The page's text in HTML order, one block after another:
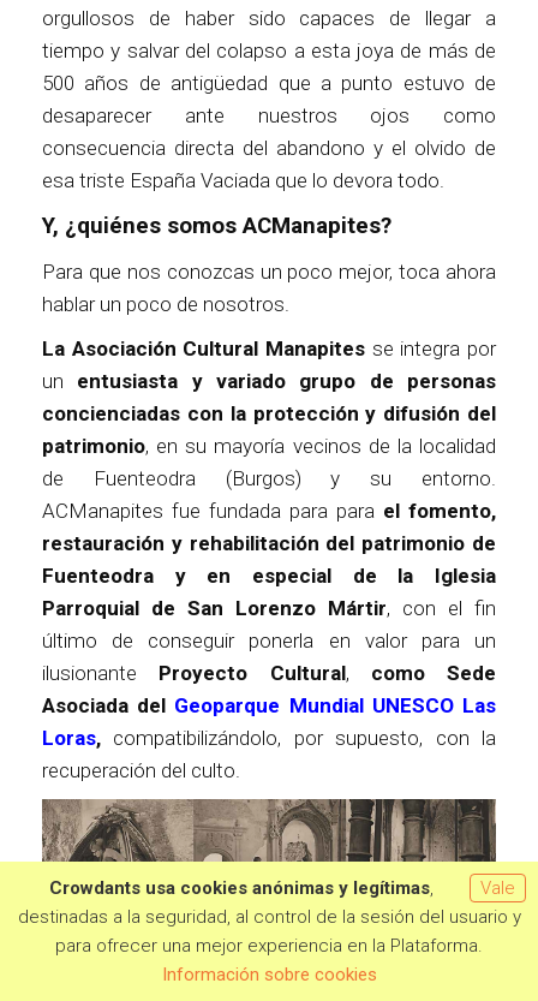
Quiero aportar
orgullosos de haber sido capaces de llegar a
tiempo y salvar del colapso a esta joya de más de
500 años de antigüedad que a punto estuvo de
desaparecer ante nuestros ojos como
consecuencia directa del abandono y el olvido de
esa triste España Vaciada que lo devora todo.
Y, ¿quiénes somos ACManapites?
Para que nos conozcas un poco mejor, toca ahora
hablar un poco de nosotros.
La Asociación Cultural Manapites se integra por
un entusiasta y variado grupo de personas
concienciadas con la protección y difusión del
patrimonio, en su mayoría vecinos de la localidad
de Fuenteodra (Burgos) y su entorno.
ACManapites fue fundada para para el fomento,
restauración y rehabilitación del patrimonio de
Fuenteodra y en especial de la Iglesia
Parroquial de San Lorenzo Mártir, con el fin
último de conseguir ponerla en valor para un
ilusionante Proyecto Cultural, como Sede
Asociada del Geoparque Mundial UNESCO Las
Loras, compatibilizándolo, por supuesto, con la
recuperación del culto.
Vale
Crowdants usa cookies anónimas y legítimas,
destinadas a la seguridad, al control de la sesión del usuario y
para ofrecer una mejor experiencia en la Plataforma.
Información sobre cookies